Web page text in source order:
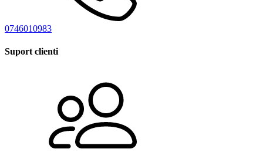
0746010983
Suport clienti